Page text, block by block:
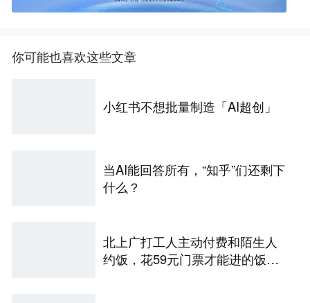
你可能也喜欢这些文章
小红书不想批量制造「AI超创」
当AI能回答所有，“知乎”们还剩下
什么？
北上广打工人主动付费和陌生人
约饭，花59元门票才能进的饭局